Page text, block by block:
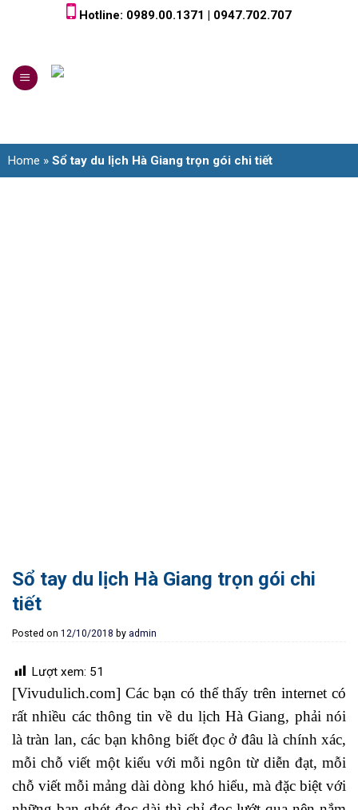
Hotline: 0989.00.1371 | 0947.702.707
Home » Sổ tay du lịch Hà Giang trọn gói chi tiết
Sổ tay du lịch Hà Giang trọn gói chi
tiết
Posted on 12/10/2018 by admin
Lượt xem: 51
[Vivudulich.com] Các bạn có thể thấy trên internet có
rất nhiều các thông tin về du lịch Hà Giang, phải nói
là tràn lan, các bạn không biết đọc ở đâu là chính xác,
mỗi chỗ viết một kiểu với mỗi ngôn từ diễn đạt, mỗi
chỗ viết mỗi mảng dài dòng khó hiểu, mà đặc biệt với